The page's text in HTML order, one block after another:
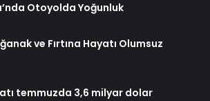
Otoyolda Yoğunluk
ve Fırtına Hayatı Olumsuz
temmuzda 3,6 milyar dolar